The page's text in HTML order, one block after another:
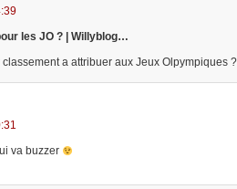
les JO ? | Willyblog…
a attribuer aux Jeux Olpympiques
va buzzer